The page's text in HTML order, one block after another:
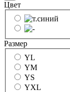
Цвет
Размер
YL
YM
YS
YXL